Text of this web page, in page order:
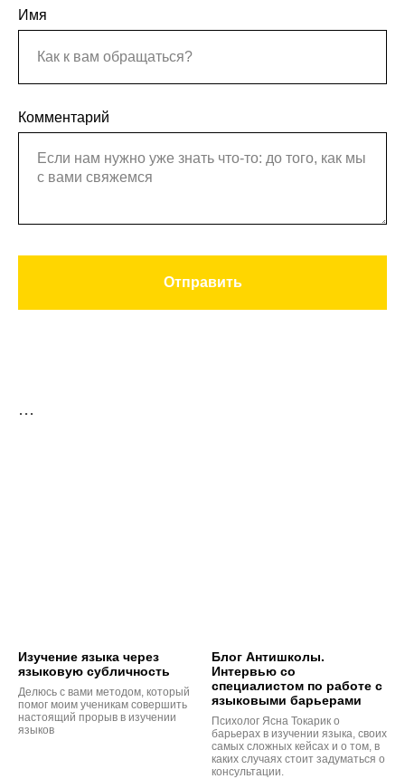
Имя
Комментарий
Отправить
...
Изучение языка через
языковую субличность
Делюсь с вами методом, который
помог моим ученикам совершить
настоящий прорыв в изучении
языков
Блог Антишколы.
Интервью со
специалистом по работе с
языковыми барьерами
Психолог Ясна Токарик о
барьерах в изучении языка, своих
самых сложных кейсах и о том, в
каких случаях стоит задуматься о
консультации.